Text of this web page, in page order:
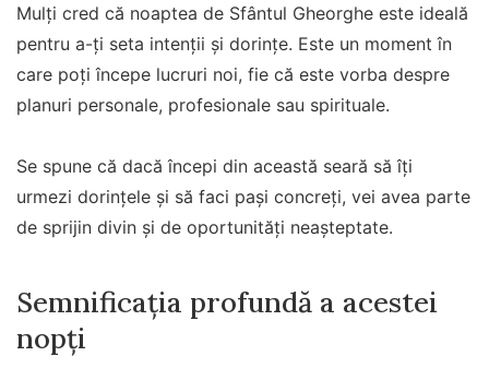
Mulți cred că noaptea de Sfântul Gheorghe este ideală
pentru a-ți seta intenții și dorințe. Este un moment în
care poți începe lucruri noi, fie că este vorba despre
planuri personale, profesionale sau spirituale.
Se spune că dacă începi din această seară să îți
urmezi dorințele și să faci pași concreți, vei avea parte
de sprijin divin și de oportunități neașteptate.
Semnificația profundă a acestei
nopți